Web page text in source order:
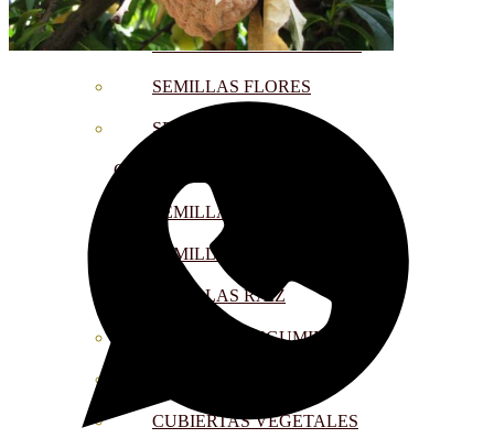
SEMILLAS AROMÁTICAS
SEMILLAS FLORES
SEMILLAS FLORES
COMESTIBLES
SEMILLAS TRADICIONALES
SEMILLAS BRASICAS
SEMILLAS RAÍZ
SEMILLAS LEGUMINOSAS
CUBIERTAS VEGETALES